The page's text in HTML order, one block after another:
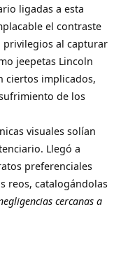
ligadas a esta
el contraste
privilegios al capturar
jeepetas Lincoln
ciertos implicados,
de los
visuales solían
Llegó a
preferenciales
reos, catalogándolas
cercanas a